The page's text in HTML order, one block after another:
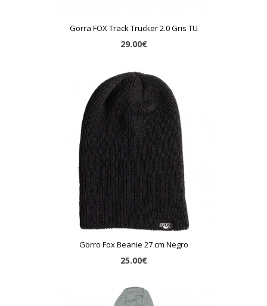
Gorra FOX Track Trucker 2.0 Gris TU
29.00€
Gorro Fox Beanie 27 cm Negro
25.00€